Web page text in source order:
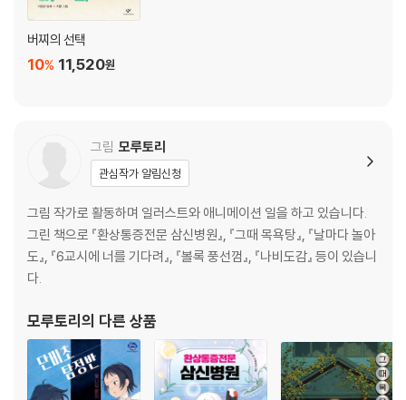
버찌의 선택
11,520원
10%
그림 모루토리
관심작가 알림신청
그림 작가로 활동하며 일러스트와 애니메이션 일을 하고 있습니다.
그린 책으로 『환상통증전문 삼신병원』, 『그때 목욕탕』, 『날마다 놀아
도』, 『6교시에 너를 기다려』, 『볼록 풍선껌』, 『나비도감』 등이 있습니
다.
모루토리 의 다른 상품